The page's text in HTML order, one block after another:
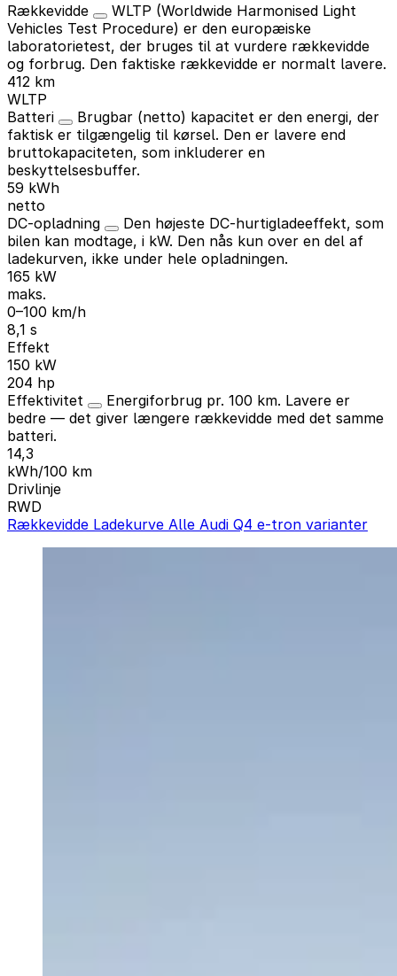
Rækkevidde
WLTP (Worldwide Harmonised Light
Vehicles Test Procedure) er den europæiske
laboratorietest, der bruges til at vurdere rækkevidde
og forbrug. Den faktiske rækkevidde er normalt lavere.
412 km
WLTP
Batteri
Brugbar (netto) kapacitet er den energi, der
faktisk er tilgængelig til kørsel. Den er lavere end
bruttokapaciteten, som inkluderer en
beskyttelsesbuffer.
59 kWh
netto
DC-opladning
Den højeste DC-hurtigladeeffekt, som
bilen kan modtage, i kW. Den nås kun over en del af
ladekurven, ikke under hele opladningen.
165 kW
maks.
0–100 km/h
8,1 s
Effekt
150 kW
204 hp
Effektivitet
Energiforbrug pr. 100 km. Lavere er
bedre — det giver længere rækkevidde med det samme
batteri.
14,3
kWh/100 km
Drivlinje
RWD
Rækkevidde Ladekurve Alle Audi Q4 e-tron varianter